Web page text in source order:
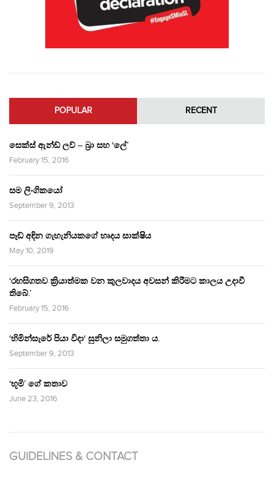
POPULAR RECENT
සෙක්ස් ඇන්ඩ් ලව් – බ්‍රා සහ ‘ලේ’
February 15, 2016
සම ලිංගිකයෝ
September 9, 2013
පෑඩ් අඳින ගැහැනියකගේ හෘදය සාක්ෂිය
May 10, 2019
‘රහසිගතව ක්‍රියාත්මක වන කුලවාදය අවසන් කිරීමට කාලය උදාවී
තිබේ.’
February 15, 2016
‘හිමින්සැරේ පියා විදා‘ සුනිලා සමුගත්තා ය.
September 9, 2013
‘භූමි’ ගේ කතාව
June 23, 2016
GUIDELINES & CONTACT